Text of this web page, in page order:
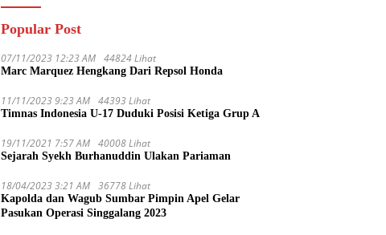
Popular Post
07/11/2023 12:23 AM 44824 Lihat
Marc Marquez Hengkang Dari Repsol Honda
11/11/2023 9:23 AM 44393 Lihat
Timnas Indonesia U-17 Duduki Posisi Ketiga Grup A
19/11/2021 7:57 AM 40008 Lihat
Sejarah Syekh Burhanuddin Ulakan Pariaman
18/04/2023 3:21 AM 36778 Lihat
Kapolda dan Wagub Sumbar Pimpin Apel Gelar
Pasukan Operasi Singgalang 2023